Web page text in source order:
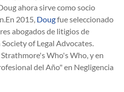
ahora sirve como socio
2015, Dougfue seleccionado
abogados de litigios de
of Legal Advocates.
Who's Who, y en
del Año" en Negligencia